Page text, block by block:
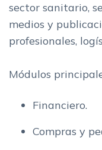
sector sanitario,
medios y
profesionales,
Módulos
Financiero.
Compras y